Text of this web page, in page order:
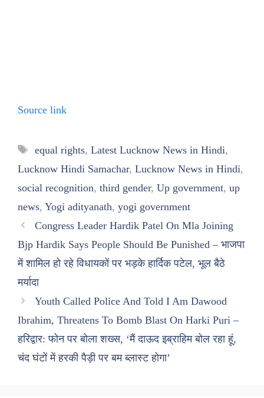
Source link
Tags
equal rights, Latest Lucknow News in Hindi,
Lucknow Hindi Samachar, Lucknow News in Hindi,
social recognition, third gender, Up government, up
news, Yogi adityanath, yogi government
Congress Leader Hardik Patel On Mla Joining
Bjp Hardik Says People Should Be Punished – भाजपा
में शामिल हो रहे विधायकों पर भड़के हार्दिक पटेल, भूल बैठे
मर्यादा
Youth Called Police And Told I Am Dawood
Ibrahim, Threatens To Bomb Blast On Harki Puri –
हरिद्वार: फोन पर बोला शख्स, ‘मैं दाऊद इब्राहिम बोल रहा हूं,
चंद घंटों में हरकी पैड़ी पर बम ब्लास्ट होगा’